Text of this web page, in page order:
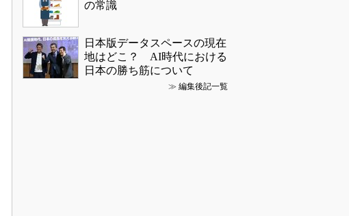
の常識
日本版データスペースの現在
地はどこ？ AI時代における
日本の勝ち筋について
≫ 編集後記一覧